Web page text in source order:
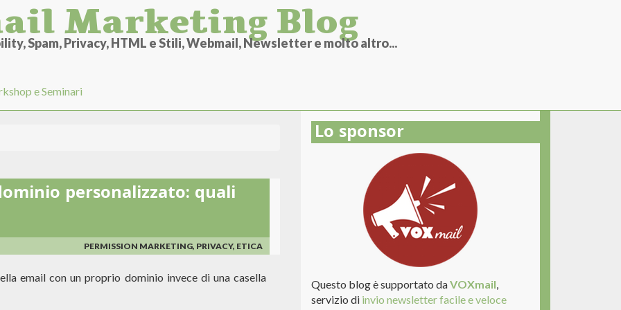
Marketing Blog
Spam, Privacy, HTML e Stili, Webmail, Newsletter e molto altro...
e Seminari
personalizzato: quali
PERMISSION MARKETING, PRIVACY, ETICA
email con un proprio dominio invece di una casella
Lo sponsor
Questo blog è supportato daVOXmail,
servizio di invio newsletter facile e veloce